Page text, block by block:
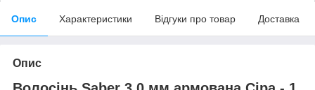
Опис Характеристики Відгуки про товар Доставка
Опис